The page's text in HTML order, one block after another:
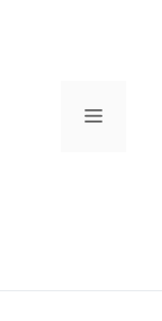
Menu